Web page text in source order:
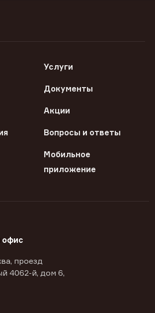
Услуги
Документы
Акции
Вопросы и ответы
Мобильное
приложение
офис
проезд
4062-й, дом 6,